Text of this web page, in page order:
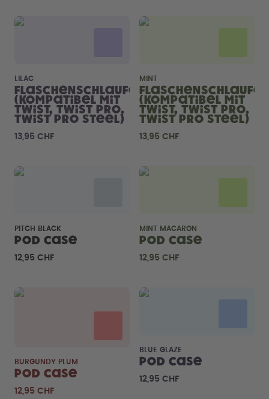
LILAC
Flaschenschlaufe
(kompatibel mit
Twist, Twist Pro,
Twist Pro Steel)
13,95 CHF
MINT
Flaschenschlaufe
(kompatibel mit
Twist, Twist Pro,
Twist Pro Steel)
13,95 CHF
PITCH BLACK
Pod Case
12,95 CHF
MINT MACARON
Pod Case
12,95 CHF
BURGUNDY PLUM
Pod Case
12,95 CHF
BLUE GLAZE
Pod Case
12,95 CHF